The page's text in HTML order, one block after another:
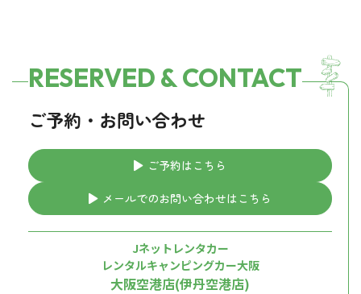
RESERVED & CONTACT
ご予約・お問い合わせ
ご予約はこちら
メールでのお問い合わせはこちら
Jネットレンタカー
レンタルキャンピングカー大阪
大阪空港店(伊丹空港店)